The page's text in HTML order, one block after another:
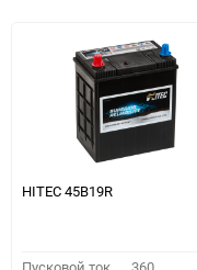
HITEC 45B19R